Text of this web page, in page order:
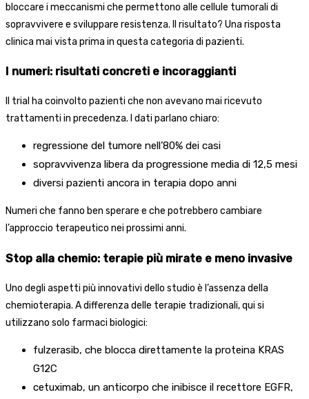
bloccare i meccanismi che permettono alle cellule tumorali di
sopravvivere e sviluppare resistenza. Il risultato? Una risposta
clinica mai vista prima in questa categoria di pazienti.
I numeri: risultati concreti e incoraggianti
Il trial ha coinvolto pazienti che non avevano mai ricevuto
trattamenti in precedenza. I dati parlano chiaro:
regressione del tumore nell’80% dei casi
sopravvivenza libera da progressione media di 12,5 mesi
diversi pazienti ancora in terapia dopo anni
Numeri che fanno ben sperare e che potrebbero cambiare
l’approccio terapeutico nei prossimi anni.
Stop alla chemio: terapie più mirate e meno invasive
Uno degli aspetti più innovativi dello studio è l’assenza della
chemioterapia. A differenza delle terapie tradizionali, qui si
utilizzano solo farmaci biologici:
fulzerasib, che blocca direttamente la proteina KRAS
G12C
cetuximab, un anticorpo che inibisce il recettore EGFR,